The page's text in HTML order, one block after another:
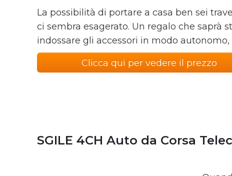
La possibilità di portare a casa ben sei
ci sembra esagerato. Un regalo che saprà
indossare gli accessori in modo
Clicca qui per vedere il prezzo
SGILE 4CH Auto da Corsa